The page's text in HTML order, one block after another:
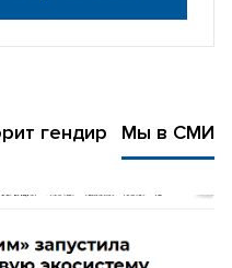
гендир Мы в СМИ